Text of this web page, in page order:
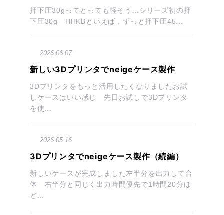
押下圧30gってとっても軽そう…シリーズ初の押
下圧30g HHKBといえば，ずっと押下圧45...
2026.06.07
新しい3Dプリンタでneigeケース製作
3Dプリンタをもっと活用したくなりましたお試
しケースはいい感じ 先日お試しで3Dプリンタ
を使...
2026.05.16
3Dプリンタでneigeケース製作（続編）
新しいケースが完成しました左半分を出力して合
体 右半分と同じく出力時間優先で1時間20分ほ
ど...